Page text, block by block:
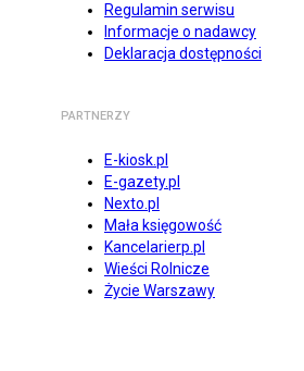
Regulamin serwisu
Informacje o nadawcy
Deklaracja dostępności
PARTNERZY
E-kiosk.pl
E-gazety.pl
Nexto.pl
Mała księgowość
Kancelarierp.pl
Wieści Rolnicze
Życie Warszawy